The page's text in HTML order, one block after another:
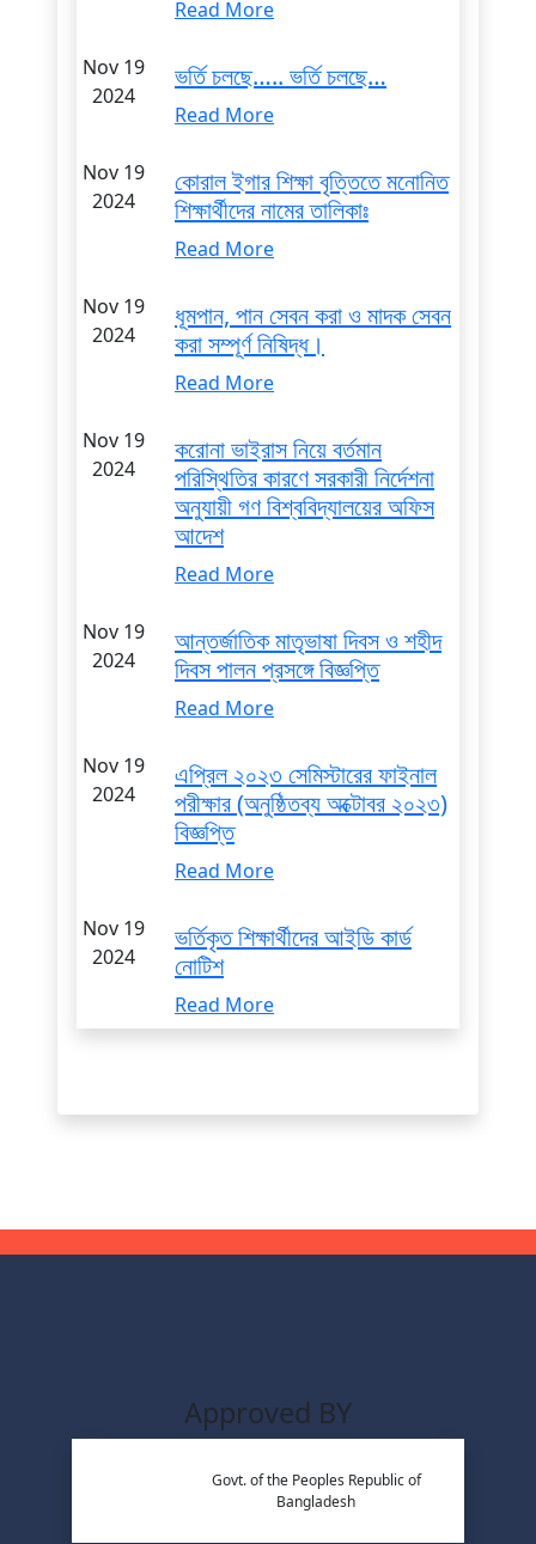
Read More
Nov 19
2024
ভর্তি চলছে….. ভর্তি চলছে…
Read More
Nov 19
2024
কোরাল ইগার শিক্ষা বৃত্তিতে মনোনিত
শিক্ষার্থীদের নামের তালিকাঃ
Read More
Nov 19
2024
ধূমপান, পান সেবন করা ও মাদক সেবন
করা সম্পূর্ণ নিষিদ্ধ।
Read More
Nov 19
2024
করোনা ভাইরাস নিয়ে বর্তমান
পরিস্থিতির কারণে সরকারী নির্দেশনা
অনুযায়ী গণ বিশ্ববিদ্যালয়ের অফিস
আদেশ
Read More
Nov 19
2024
আন্তর্জাতিক মাতৃভাষা দিবস ও শহীদ
দিবস পালন প্রসঙ্গে বিজ্ঞপ্তি
Read More
Nov 19
2024
এপ্রিল ২০২৩ সেমিস্টারের ফাইনাল
পরীক্ষার (অনুষ্ঠিতব্য অক্টোবর ২০২৩)
বিজ্ঞপ্তি
Read More
Nov 19
2024
ভর্তিকৃত শিক্ষার্থীদের আইডি কার্ড
নোটিশ
Read More
Approved BY
Govt. of the Peoples Republic of
Bangladesh